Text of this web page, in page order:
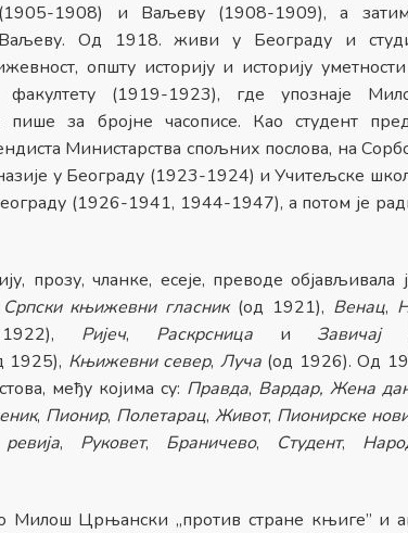
1908) и Ваљеву (1908-1909), а
Од 1918. живи у Београду и
општу историју и историју
факултету (1919-1923), где упознаје
за бројне часописе. Као студент
Министарства спољних послова, на
у Београду (1923-1924) и Учитељске
(1926-1941, 1944-1947), а потом je
прозу, чланке, есеје, преводе објављивала
Српски књижевни гласник(од 1921), Венац,
Ријеч, Раскрсницаи Завичај
1925), Књижевни север, Луча(од 1926). Од
међу којима су: Правда, Вардар, Жена
, Пионир, Полетарац, Живот, Пионирске
, Руковет, Браничево, Студент,
Милош Црњански „против стране књиге” и